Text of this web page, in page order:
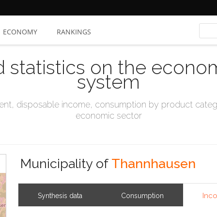
ECONOMY RANKINGS
statistics on the
system
disposable income, consumption by product
economic sector
Municipality of Thannhausen
Synthesis data Consumption